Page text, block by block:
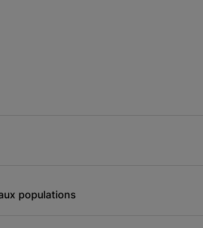
populations